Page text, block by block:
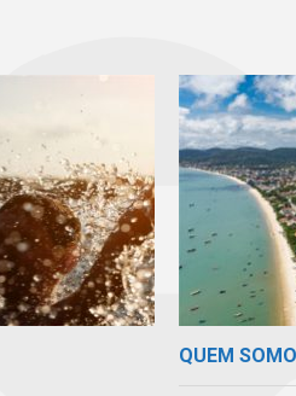
QUEM